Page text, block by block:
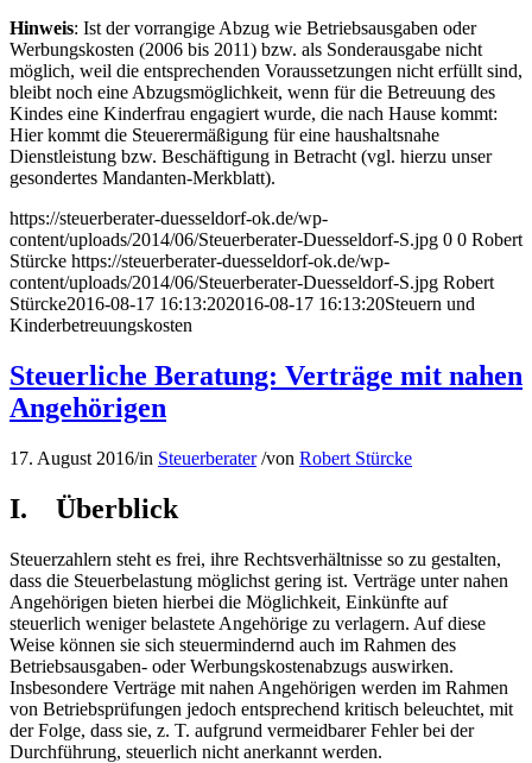
Hinweis: Ist der vorrangige Abzug wie Betriebsausgaben oder
Werbungskosten (2006 bis 2011) bzw. als Sonderausgabe nicht
möglich, weil die entsprechenden Voraussetzungen nicht erfüllt sind,
bleibt noch eine Abzugsmöglichkeit, wenn für die Betreuung des
Kindes eine Kinderfrau engagiert wurde, die nach Hause kommt:
Hier kommt die Steuerermäßigung für eine haushaltsnahe
Dienstleistung bzw. Beschäftigung in Betracht (vgl. hierzu unser
gesondertes Mandanten-Merkblatt).
https://steuerberater-duesseldorf-ok.de/wp-
content/uploads/2014/06/Steuerberater-Duesseldorf-S.jpg 0 0 Robert
Stürcke https://steuerberater-duesseldorf-ok.de/wp-
content/uploads/2014/06/Steuerberater-Duesseldorf-S.jpg Robert
Stürcke2016-08-17 16:13:202016-08-17 16:13:20Steuern und
Kinderbetreuungskosten
Steuerliche Beratung: Verträge mit nahen
Angehörigen
17. August 2016/in Steuerberater /von Robert Stürcke
I. Überblick
Steuerzahlern steht es frei, ihre Rechtsverhältnisse so zu gestalten,
dass die Steuerbelastung möglichst gering ist. Verträge unter nahen
Angehörigen bieten hierbei die Möglichkeit, Einkünfte auf
steuerlich weniger belastete Angehörige zu verlagern. Auf diese
Weise können sie sich steuermindernd auch im Rahmen des
Betriebsausgaben- oder Werbungskostenabzugs auswirken.
Insbesondere Verträge mit nahen Angehörigen werden im Rahmen
von Betriebsprüfungen jedoch entsprechend kritisch beleuchtet, mit
der Folge, dass sie, z. T. aufgrund vermeidbarer Fehler bei der
Durchführung, steuerlich nicht anerkannt werden.